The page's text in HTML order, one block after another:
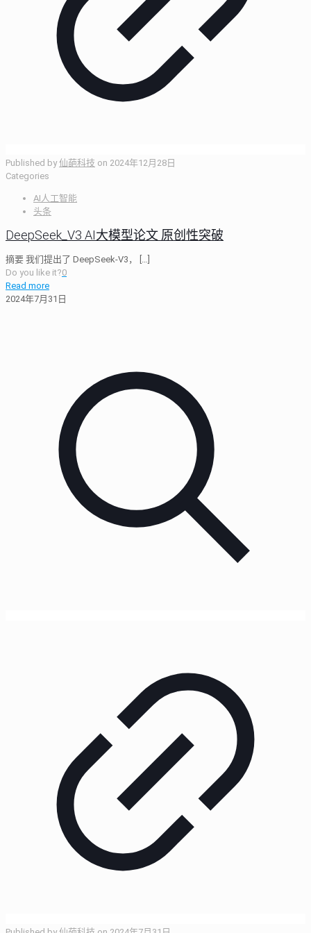
Published by仙葩科技 on 2024年12月28日
Categories
AI人工智能
头条
DeepSeek_V3 AI大模型论文 原创性突破
摘要 我们提出了 DeepSeek-V3，
[…]
Do you like it?0
Read more
2024年7月31日